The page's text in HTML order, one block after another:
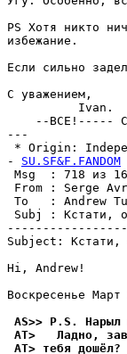
PS Хотя никто
избежание.
Если сильно
С уважением,
Ivan.
--ВСЕ!-----
---
* Origin:
- SU.SF&F.FANDOM
From : Serge
To   :
Subj : Кстати,
Subject: Кстати,
Hi, Andrew!
Воскресенье
AS>> P.S. Нарыл
AT>   Ладно,
AT> тебя дошёл?